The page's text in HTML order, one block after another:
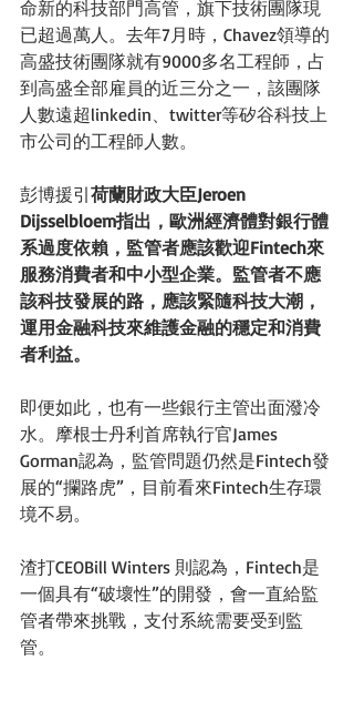
命新的科技部門高管，旗下技術團隊現
已超過萬人。去年7月時，Chavez領導的
高盛技術團隊就有9000多名工程師，占
到高盛全部雇員的近三分之一，該團隊
人數遠超linkedin、twitter等矽谷科技上
市公司的工程師人數。
彭博援引荷蘭財政大臣Jeroen
Dijsselbloem指出，歐洲經濟體對銀行體
系過度依賴，監管者應該歡迎Fintech來
服務消費者和中小型企業。監管者不應
該科技發展的路，應該緊隨科技大潮，
運用金融科技來維護金融的穩定和消費
者利益。
即便如此，也有一些銀行主管出面潑冷
水。摩根士丹利首席執行官James
Gorman認為，監管問題仍然是Fintech發
展的“攔路虎”，目前看來Fintech生存環
境不易。
渣打CEOBill Winters 則認為，Fintech是
一個具有“破壞性”的開發，會一直給監
管者帶來挑戰，支付系統需要受到監
管。